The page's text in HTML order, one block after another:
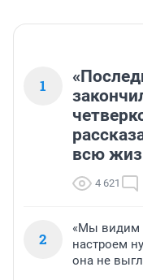
1
всю
4 621
2
«Мы видим
настроем
она не